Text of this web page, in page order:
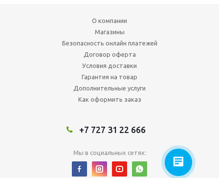
О компании
Магазины
Безопасность онлайн платежей
Договор оферта
Условия доставки
Гарантия на товар
Дополнительные услуги
Как оформить заказ
+7 727 31 22 666
Мы в социальных сетях: